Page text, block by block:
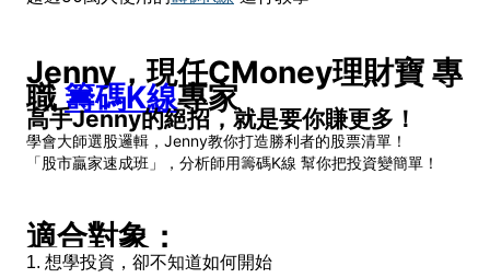
Jenny，現任CMoney理財寶 專
職籌碼K線專家
高手Jenny的絕招，就是要你賺更多！
學會大師選股邏輯，Jenny教你打造勝利者的股票清單！
「股市贏家速成班」，分析師用籌碼K線 幫你把投資變簡單！
適合對象：
1. 想學投資，卻不知道如何開始